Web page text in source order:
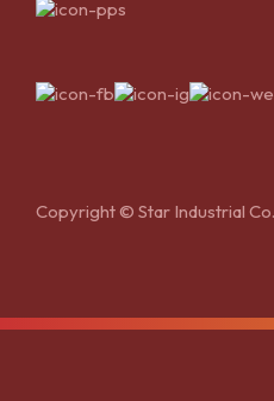
Copyright © Star Industrial